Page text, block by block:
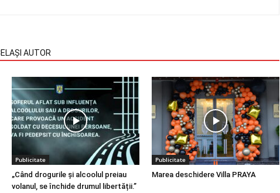
AUTOR
Publicitate
„Când drogurile și alcoolul preiau
volanul, se închide drumul libertății.”
Publicitate
Marea deschidere Villa PRAYA